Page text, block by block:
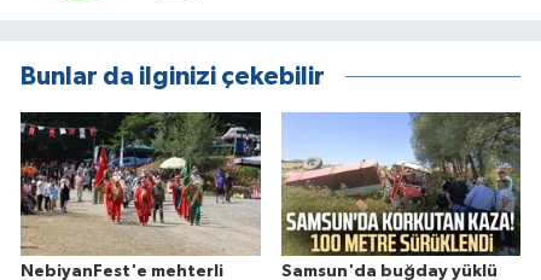
Bunlar da ilginizi çekebilir
NebiyanFest'e mehterli
Samsun'da buğday yüklü